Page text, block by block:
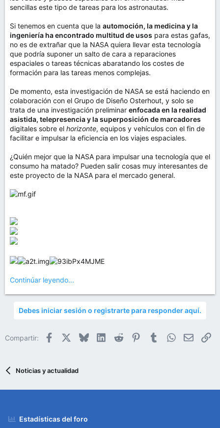
sencillas este tipo de tareas para los astronautas.
Si tenemos en cuenta que la automoción, la medicina y la
ingeniería ha encontrado multitud de usos para estas gafas,
no es de extrañar que la NASA quiera llevar esta tecnología
que podría suponer un salto de cara a reparaciones
espaciales o tareas técnicas abaratando los costes de
formación para las tareas menos complejas.
De momento, esta investigación de NASA se está haciendo en
colaboración con el Grupo de Diseño Osterhout, y solo se
trata de una investigación preliminar enfocada en la realidad
asistida, telepresencia y la superposición de marcadores
digitales sobre el horizonte, equipos y vehículos con el fin de
facilitar e impulsar la eficiencia en los viajes espaciales.
¿Quién mejor que la NASA para impulsar una tecnología que el
consumo ha matado? Pueden salir cosas muy interesantes de
este proyecto de la NASA para el mercado general.
Continúar leyendo...
Debes iniciar sesión o registrarte para responder aquí.
Compartir: Facebook BlueskyLinkedIn
Reddit PinterestTumblrWhatsApp
Email
Noticias y actualidad
Estadísticas del foro